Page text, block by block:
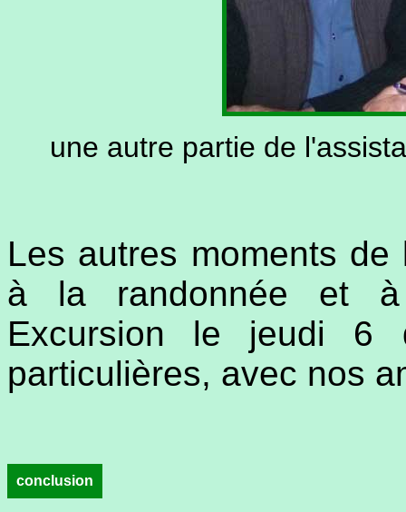
une autre partie de
Les autres moments
à la randonnée et
Excursion le jeudi 6
particulières, avec nos
conclusion